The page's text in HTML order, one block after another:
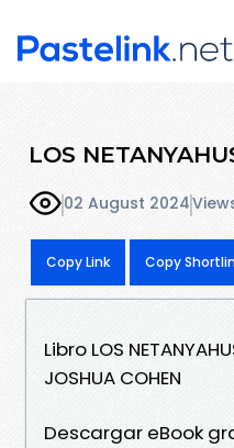
LOS
02 August 2024
Copy Link Copy
Libro LOS
JOSHUA COHEN
Descargar eBook